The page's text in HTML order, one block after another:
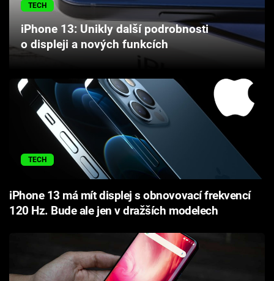
Cool Esport
Pořady
TV Program
Sledujte prima+
Přihlášení
Sledujte nás
TECH
iPhone 13: Unikly další podrobnosti
o displeji a nových funkcích
TECH
iPhone 13 má mít displej s obnovovací frekvencí
120 Hz. Bude ale jen v dražších modelech